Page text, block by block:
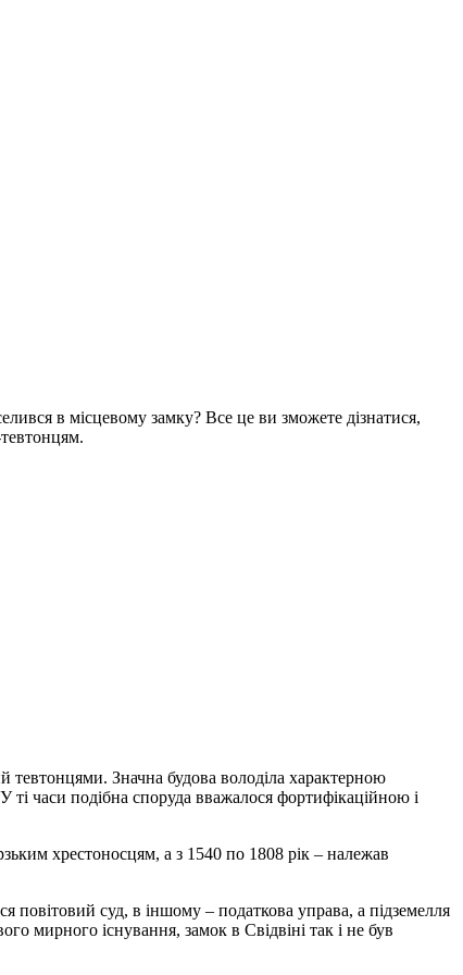
в місцевому замку? Все це ви зможете дізнатися,
тевтонцями. Значна будова володіла характерною
часи подібна споруда вважалося фортифікаційною і
хрестоносцям, а з 1540 по 1808 рік – належав
повітовий суд, в іншому – податкова управа, а підземелля
мирного існування, замок в Свідвіні так і не був